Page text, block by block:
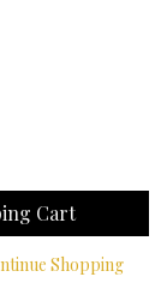
Shopping